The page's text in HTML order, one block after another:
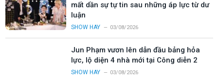
mất dần sự tự tin sau những áp lực từ dư
luận
SHOW HAY 03/08/2026
Jun Phạm vươn lên dẫn đầu bảng hỏa
lực, lộ diện 4 nhà mới tại Công diễn 2
SHOW HAY 03/08/2026